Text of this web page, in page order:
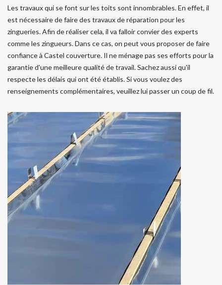
Les travaux qui se font sur les toits sont innombrables. En effet, il
est nécessaire de faire des travaux de réparation pour les
zingueries. Afin de réaliser cela, il va falloir convier des experts
comme les zingueurs. Dans ce cas, on peut vous proposer de faire
confiance à Castel couverture. Il ne ménage pas ses efforts pour la
garantie d'une meilleure qualité de travail. Sachez aussi qu'il
respecte les délais qui ont été établis. Si vous voulez des
renseignements complémentaires, veuillez lui passer un coup de fil.